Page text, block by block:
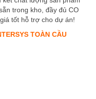
trong kho, đầy đủ CO
tốt hỗ trợ cho dự án!
TOÀN CẦU